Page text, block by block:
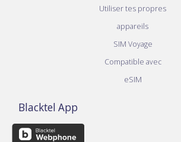
Utiliser tes propres
appareils
SIM Voyage
Compatible avec
eSIM
Blacktel App